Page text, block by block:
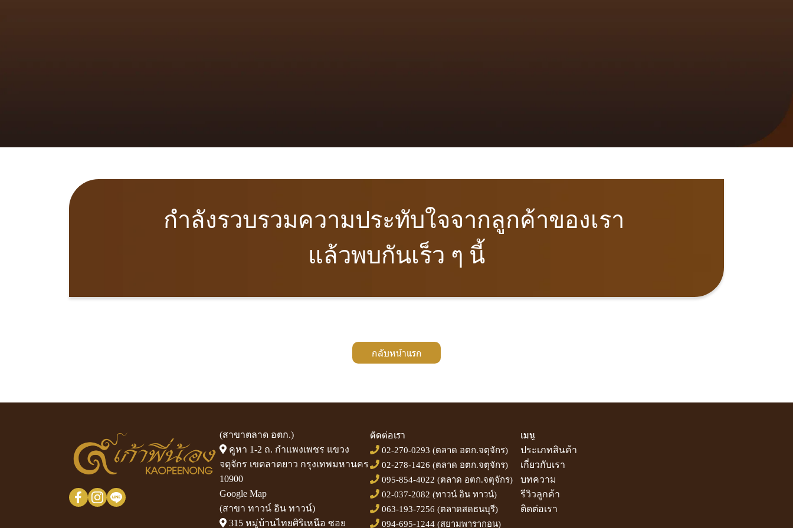
กำลังรวบรวมความประทับใจจากลูกค้าของเรา
แล้วพบกันเร็ว ๆ นี้
กลับหน้าแรก
(สาขาตลาด อตก.)
คูหา 1-2 ถ. กำแพงเพชร แขวง
จตุจักร เขตลาดยาว กรุงเทพมหานคร
10900
Google Map
(สาขา ทาวน์ อิน ทาวน์)
315 หมู่บ้านไทยศิริเหนือ ซอย
ติดต่อเรา
02-270-0293 (ตลาด อตก.จตุจักร)
02-278-1426 (ตลาด อตก.จตุจักร)
095-854-4022 (ตลาด อตก.จตุจักร)
02-037-2082 (ทาวน์ อิน ทาวน์)
063-193-7256 (ตลาดสดธนบุรี)
094-695-1244 (สยามพารากอน)
เมนู
ประเภทสินค้า
เกี่ยวกับเรา
บทความ
รีวิวลูกค้า
ติดต่อเรา